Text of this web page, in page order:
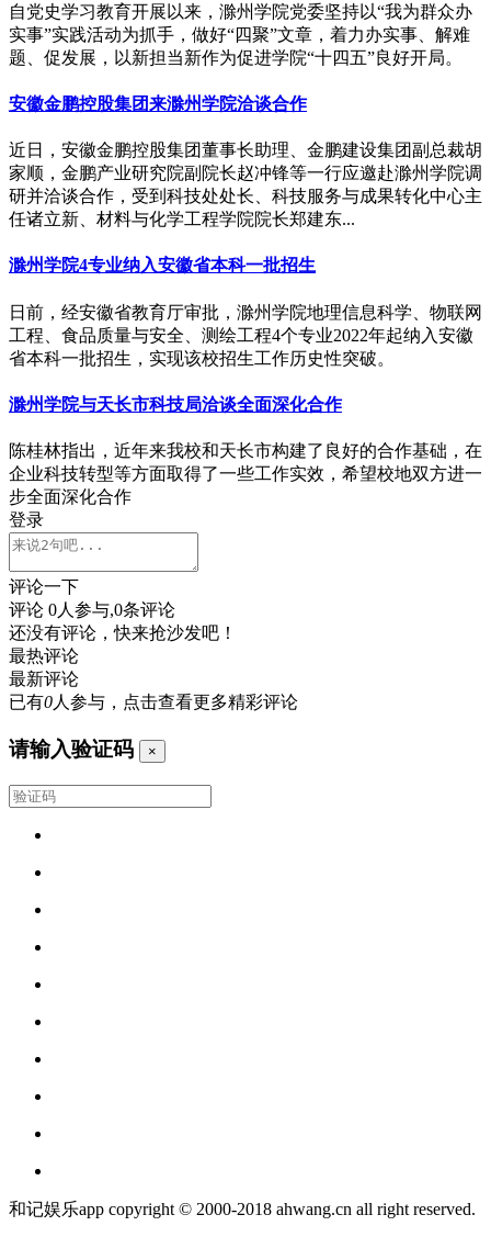
自党史学习教育开展以来，滁州学院党委坚持以“我为群众办
实事”实践活动为抓手，做好“四聚”文章，着力办实事、解难
题、促发展，以新担当新作为促进学院“十四五”良好开局。
安徽金鹏控股集团来滁州学院洽谈合作
近日，安徽金鹏控股集团董事长助理、金鹏建设集团副总裁胡
家顺，金鹏产业研究院副院长赵冲锋等一行应邀赴滁州学院调
研并洽谈合作，受到科技处处长、科技服务与成果转化中心主
任诸立新、材料与化学工程学院院长郑建东...
滁州学院4专业纳入安徽省本科一批招生
日前，经安徽省教育厅审批，滁州学院地理信息科学、物联网
工程、食品质量与安全、测绘工程4个专业2022年起纳入安徽
省本科一批招生，实现该校招生工作历史性突破。
滁州学院与天长市科技局洽谈全面深化合作
陈桂林指出，近年来我校和天长市构建了良好的合作基础，在
企业科技转型等方面取得了一些工作实效，希望校地双方进一
步全面深化合作
登录
评论一下
评论 0人参与,0条评论
还没有评论，快来抢沙发吧！
最热评论
最新评论
已有0人参与，点击查看更多精彩评论
请输入验证码 ×
和记娱乐app copyright © 2000-2018 ahwang.cn all right reserved.